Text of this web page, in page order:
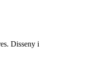
Disseny i